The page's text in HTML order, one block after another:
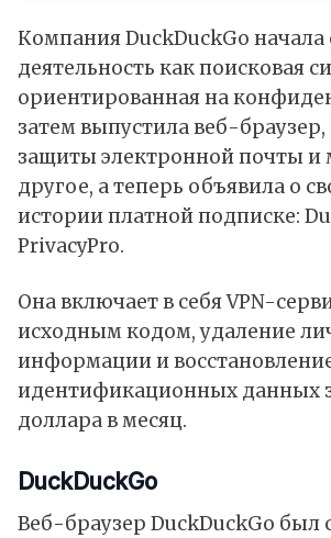
Компания DuckDuckGo начала
деятельность как поисковая
ориентированная на
затем выпустила веб-браузер,
защиты электронной почты и
другое, а теперь объявила о
истории платной подписке:
PrivacyPro.
Она включает в себя VPN-
исходным кодом, удаление
информации и
идентификационных данных
доллара в месяц.
DuckDuckGo
Веб-браузер DuckDuckGo был